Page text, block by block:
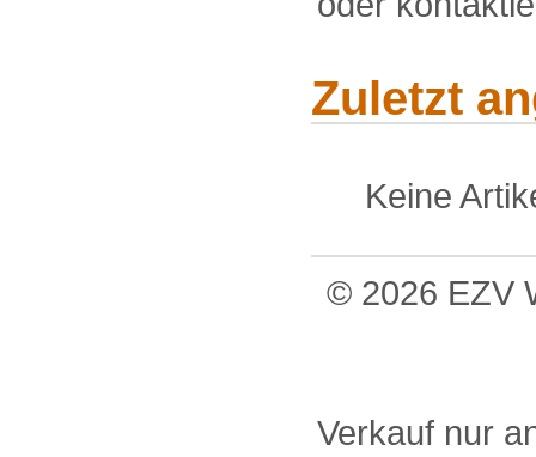
Zuletzt
Keine
© 2026 EZV
Verkauf nur